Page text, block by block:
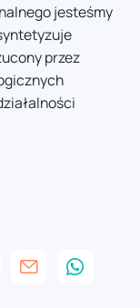
jesteśmy
przez